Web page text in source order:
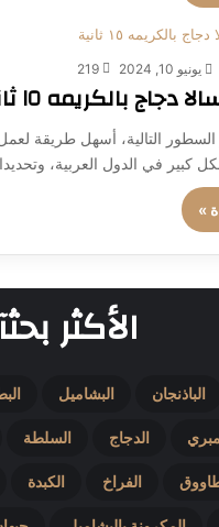
يونيو 10, 2024 219
بالكريمه ١٥ ثانية
التالية، أسهل طريقة
كبير في الدول العربية،
»
الأكثر
الباذنجان البشاميل
الدجاج السلطة
الفراخ الكبدة